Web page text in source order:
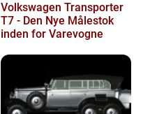
Volkswagen Transporter
T7 - Den Nye Målestok
inden for Varevogne